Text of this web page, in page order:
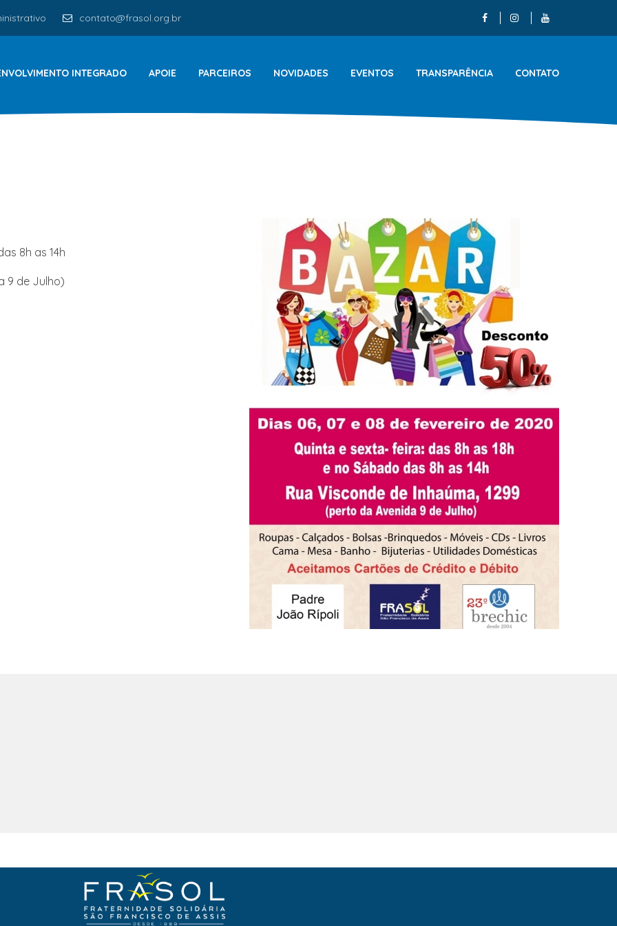
contato@frasol.org.br
INTEGRADO APOIE PARCEIROS NOVIDADES EVENTOS TRANSPARÊNCIA CONTATO
8h as 14h
9 de Julho)